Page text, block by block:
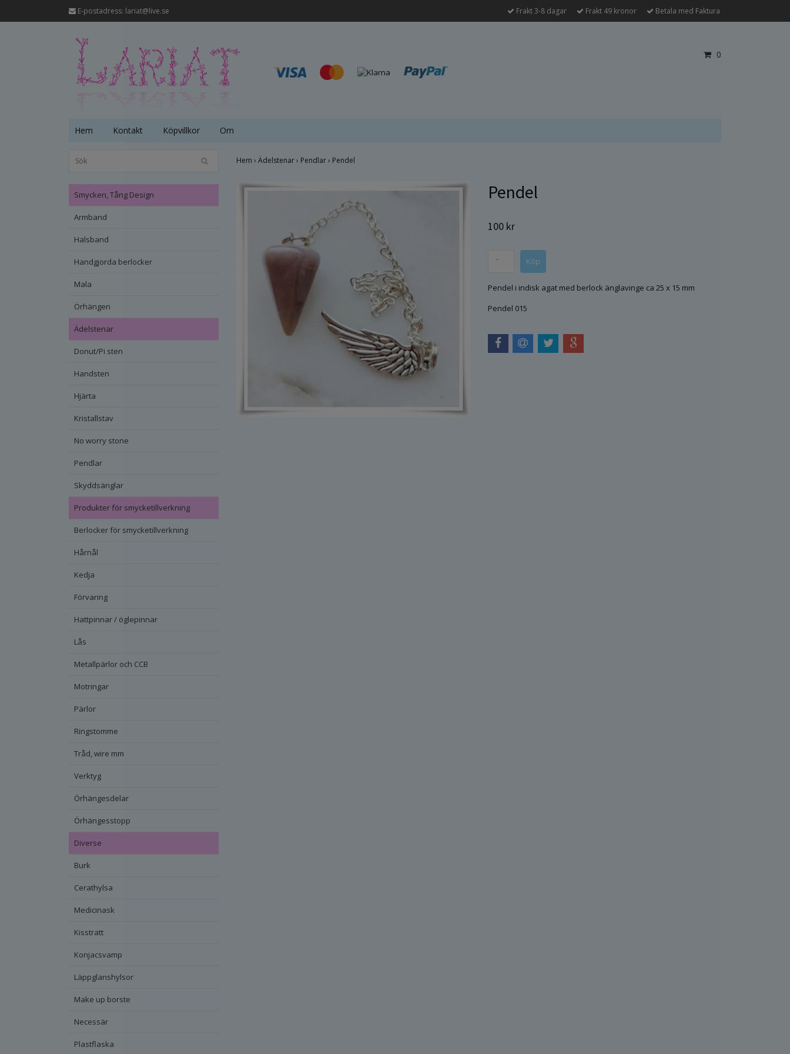
E-postadress: lariat@live.se Frakt 3-8 dagar Frakt 49 kronor Betala med Faktura
0
Hem Kontakt Köpvillkor Om
Smycken, Tång Design
Armband
Halsband
Handgjorda berlocker
Mala
Örhängen
Ädelstenar
Donut/Pi sten
Handsten
Hjärta
Kristallstav
No worry stone
Pendlar
Skyddsänglar
Produkter för smycketillverkning
Berlocker för smycketillverkning
Hårnål
Kedja
Förvaring
Hattpinnar / öglepinnar
Lås
Metallpärlor och CCB
Motringar
Pärlor
Ringstomme
Tråd, wire mm
Verktyg
Örhängesdelar
Örhängesstopp
Diverse
Burk
Cerathylsa
Medicinask
Kisstratt
Konjacsvamp
Läppglanshylsor
Make up borste
Necessär
Plastflaska
Hem › Ädelstenar› Pendlar› Pendel
Pendel
100 kr
Pendel i indisk agat med berlock änglavinge ca 25 x 15 mm
Pendel 015